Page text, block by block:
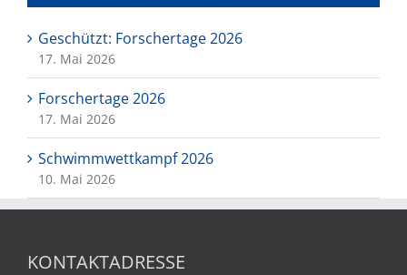
Geschützt: Forschertage 2026
17. Mai 2026
Forschertage 2026
17. Mai 2026
Schwimmwettkampf 2026
10. Mai 2026
KONTAKTADRESSE